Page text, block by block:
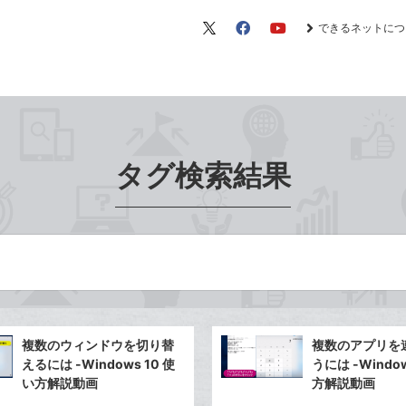
X（旧 FacebookYouTube
できるネットに
タグ検索結果
複数のウィンドウを切り替
えるには -Windows 10 使
い方解説動画
複数のアプリを
うには -
方解説動画